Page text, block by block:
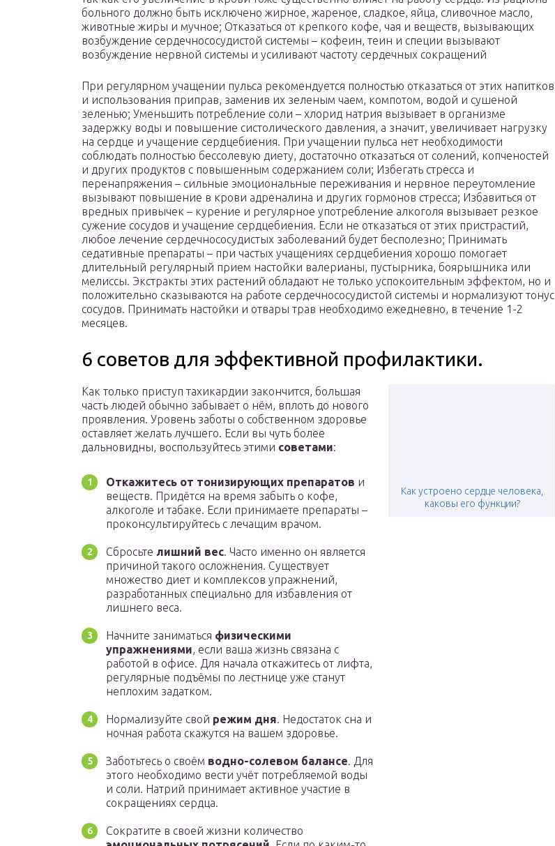
больного должно быть исключено жирное, жареное, сладкое, яйца, сливочное масло,
животные жиры и мучное; Отказаться от крепкого кофе, чая и веществ, вызывающих
возбуждение сердечнососудистой системы – кофеин, теин и специи вызывают
возбуждение нервной системы и усиливают частоту сердечных сокращений
При регулярном учащении пульса рекомендуется полностью отказаться от этих напитков
и использования приправ, заменив их зеленым чаем, компотом, водой и сушеной
зеленью; Уменьшить потребление соли – хлорид натрия вызывает в организме
задержку воды и повышение систолического давления, а значит, увеличивает нагрузку
на сердце и учащение сердцебиения. При учащении пульса нет необходимости
соблюдать полностью бессолевую диету, достаточно отказаться от солений, копченостей
и других продуктов с повышенным содержанием соли; Избегать стресса и
перенапряжения – сильные эмоциональные переживания и нервное переутомление
вызывают повышение в крови адреналина и других гормонов стресса; Избавиться от
вредных привычек – курение и регулярное употребление алкоголя вызывает резкое
сужение сосудов и учащение сердцебиения. Если не отказаться от этих пристрастий,
любое лечение сердечнососудистых заболеваний будет бесполезно; Принимать
седативные препараты – при частых учащениях сердцебиения хорошо помогает
длительный регулярный прием настойки валерианы, пустырника, боярышника или
мелиссы. Экстракты этих растений обладают не только успокоительным эффектом, но и
положительно сказываются на работе сердечнососудистой системы и нормализуют тонус
сосудов. Принимать настойки и отвары трав необходимо ежедневно, в течение 1-2
месяцев.
6 советов для эффективной профилактики.
Как устроено сердце человека,
каковы его функции?
Как только приступ тахикардии закончится, большая
часть людей обычно забывает о нём, вплоть до нового
проявления. Уровень заботы о собственном здоровье
оставляет желать лучшего. Если вы чуть более
дальновидны, воспользуйтесь этими советами:
Откажитесь от тонизирующих препаратов и
веществ. Придётся на время забыть о кофе,
алкоголе и табаке. Если принимаете препараты –
проконсультируйтесь с лечащим врачом.
Сбросьте лишний вес. Часто именно он является
причиной такого осложнения. Существует
множество диет и комплексов упражнений,
разработанных специально для избавления от
лишнего веса.
Начните заниматься физическими
упражнениями, если ваша жизнь связана с
работой в офисе. Для начала откажитесь от лифта,
регулярные подъёмы по лестнице уже станут
неплохим задатком.
Нормализуйте свой режим дня. Недостаток сна и
ночная работа скажутся на вашем здоровье.
Заботьтесь о своём водно-солевом балансе. Для
этого необходимо вести учёт потребляемой воды
и соли. Натрий принимает активное участие в
сокращениях сердца.
Сократите в своей жизни количество